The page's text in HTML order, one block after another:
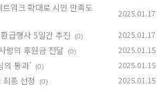
워크 확대로 시민 만족도
2025.01.17
급행사 5일간 추진 (0) 2025.01.17
랑의 후원금 전달 (0) 2025.01.15
의 통과’ (0) 2025.01.15
종 선정 (0) 2025.01.15